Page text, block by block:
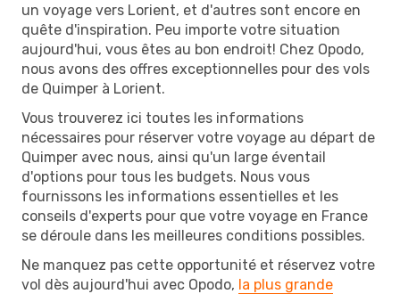
un voyage vers Lorient, et d'autres sont encore en
quête d'inspiration. Peu importe votre situation
aujourd'hui, vous êtes au bon endroit! Chez Opodo,
nous avons des offres exceptionnelles pour des vols
de Quimper à Lorient.
Vous trouverez ici toutes les informations
nécessaires pour réserver votre voyage au départ de
Quimper avec nous, ainsi qu'un large éventail
d'options pour tous les budgets. Nous vous
fournissons les informations essentielles et les
conseils d'experts pour que votre voyage en France
se déroule dans les meilleures conditions possibles.
Ne manquez pas cette opportunité et réservez votre
vol dès aujourd'hui avec Opodo, la plus grande